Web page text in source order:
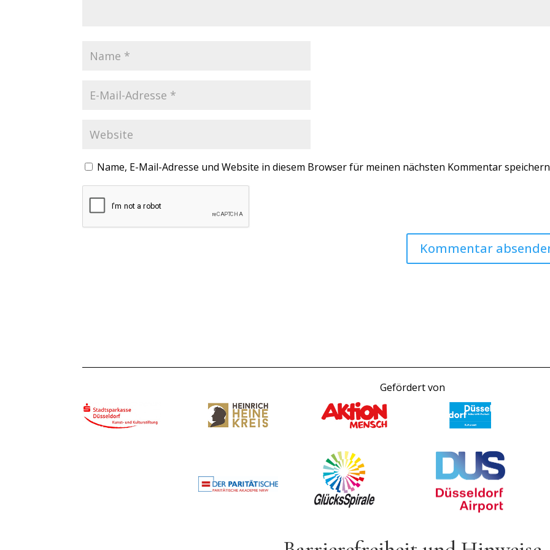
Name, E-Mail-Adresse und Website in diesem Browser für meinen nächsten Kommentar
Gefördert von